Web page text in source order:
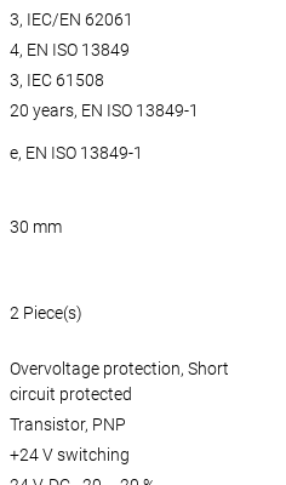
3, IEC/EN 62061
4, EN ISO 13849
3, IEC 61508
20 years, EN ISO 13849-1
e, EN ISO 13849-1
30 mm
2 Piece(s)
Overvoltage protection, Short
circuit protected
Transistor, PNP
+24 V switching